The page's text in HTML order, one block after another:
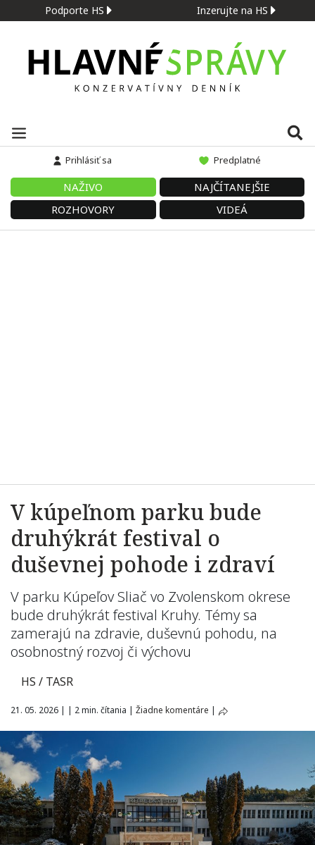
Podporte HS Inzerujte na HS
Prihlásiť sa Predplatné
NAŽIVO
NAJČÍTANEJŠIE
ROZHOVORY
VIDEÁ
V kúpeľnom parku bude
druhýkrát festival o
duševnej pohode i zdraví
V parku Kúpeľov Sliač vo Zvolenskom okrese
bude druhýkrát festival Kruhy. Témy sa
zamerajú na zdravie, duševnú pohodu, na
osobnostný rozvoj či výchovu
HS / TASR
21. 05. 2026 | | 2 min. čítania | Žiadne komentáre |